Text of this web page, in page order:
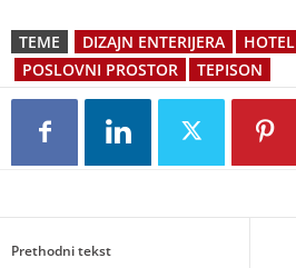
TEME DIZAJN ENTERIJERA HOTEL
POSLOVNI PROSTOR
TEPISON
Prethodni tekst